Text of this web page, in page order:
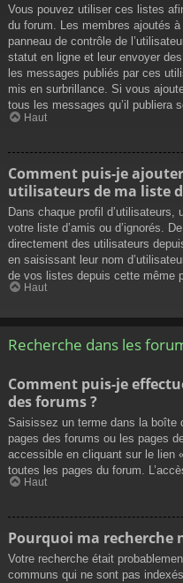
Vous pouvez utiliser ces listes
du forum. Les membres ajoutés
panneau de contrôle de
statut en ligne et leur envoyer
les messages publiés par ces
mis en surbrillance. Si vous
tous les messages qu’il publiera
Haut
Comment puis-je
utilisateurs de ma liste
Dans chaque profil
votre liste d’amis ou d’ignorés.
directement des utilisateurs
en saisissant leur nom
de vos listes depuis cette même
Haut
Recherche dans les
Comment puis-je
des forums ?
Saisissez un terme dans la boîte
pages des forums ou les pages
accessible en cliquant sur le lien
toutes les pages du forum.
Haut
Pourquoi ma recherche
Votre recherche était
communs qui ne sont pas